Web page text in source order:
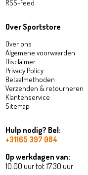
RSS-feed
Over Sportstore
Over ons
Algemene voorwaarden
Disclaimer
Privacy Policy
Betaalmethoden
Verzenden & retourneren
Klantenservice
Sitemap
Hulp nodig? Bel:
+31165 397 084
Op werkdagen van:
10.00 uur tot 17.30 uur